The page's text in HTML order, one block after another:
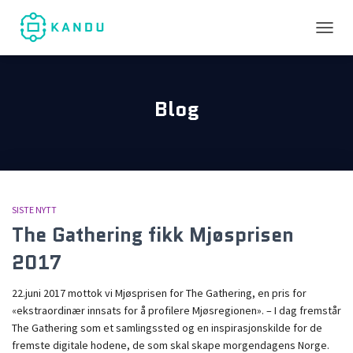
Blog
SISTE NYTT
The Gathering fikk Mjøsprisen
2017
22.juni 2017 mottok vi Mjøsprisen for The Gathering, en pris for
«ekstraordinær innsats for å profilere Mjøsregionen». – I dag fremstår
The Gathering som et samlingssted og en inspirasjonskilde for de
fremste digitale hodene, de som skal skape morgendagens Norge.